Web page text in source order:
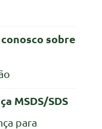
sobre
MSDS/SDS
para